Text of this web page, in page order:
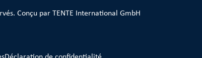
Conçu par TENTE International GmbH